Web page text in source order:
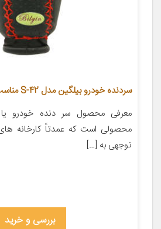
سردنده خودرو بیلگین مدل S-42 مناسب برای پراید
معرفی محصول سر دنده خودرو
محصولی است که عمدتاً کارخانه
توجهی به […]
بررسی و خرید